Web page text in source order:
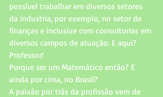
possível trabalhar em diversos setores
da industria, por exemplo, no setor de
finanças e inclusive com consultorias em
diversos campos de atuação. E aqui?
Professor!
Porque ser um Matemático então? E
ainda por cima, no Brasil?
A paixão por trás da profissão vem de